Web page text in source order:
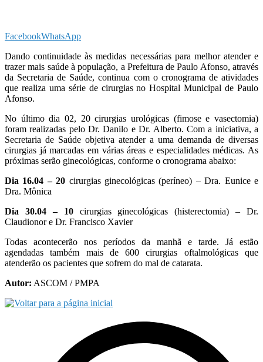
FacebookWhatsApp
Dando continuidade às medidas necessárias para melhor atender e
trazer mais saúde à população, a Prefeitura de Paulo Afonso, através
da Secretaria de Saúde, continua com o cronograma de atividades
que realiza uma série de cirurgias no Hospital Municipal de Paulo
Afonso.
No último dia 02, 20 cirurgias urológicas (fimose e vasectomia)
foram realizadas pelo Dr. Danilo e Dr. Alberto. Com a iniciativa, a
Secretaria de Saúde objetiva atender a uma demanda de diversas
cirurgias já marcadas em várias áreas e especialidades médicas. As
próximas serão ginecológicas, conforme o cronograma abaixo:
Dia 16.04 – 20 cirurgias ginecológicas (períneo) – Dra. Eunice e
Dra. Mônica
Dia 30.04 – 10cirurgias ginecológicas (histerectomia) – Dr.
Claudionor e Dr. Francisco Xavier
Todas acontecerão nos períodos da manhã e tarde. Já estão
agendadas também mais de 600 cirurgias oftalmológicas que
atenderão os pacientes que sofrem do mal de catarata.
Autor: ASCOM / PMPA